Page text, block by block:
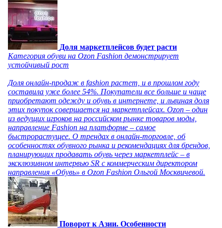
Доля маркетплейсов будет расти
Категория обуви на Ozon Fashion демонстрирует
устойчивый рост
Доля онлайн-продаж в fashion растет, и в прошлом году
составила уже более 54%. Покупатели все больше и чаще
приобретают одежду и обувь в интернете, и львиная доля
этих покупок совершается на маркетплейсах. Ozon – один
из ведущих игроков на российском рынке товаров моды,
направление Fashion на платформе – самое
быстрорастущее. О трендах в онлайн-торговле, об
особенностях обувного рынка и рекомендациях для брендов,
планирующих продавать обувь через маркетплейс – в
эксклюзивном интервью SR с коммерческим директором
направления «Обувь» в Ozon Fashion Ольгой Москвичевой.
Поворот к Азии. Особенности